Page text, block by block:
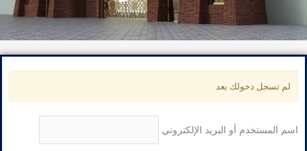
لم تسجل دخولك بعد
اسم المستخدم أو البريد الإلكتروني